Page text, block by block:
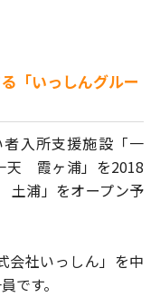
「いっしんグルー
者入所支援施設「一
天 霞ヶ浦」を2018
浦」をオープン予
会社いっしん」を中
です。